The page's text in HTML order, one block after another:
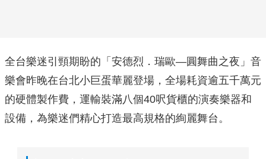
全台樂迷引頸期盼的「安德烈．瑞歐—圓舞曲之夜」音
樂會昨晚在台北小巨蛋華麗登場，全場耗資逾五千萬元
的硬體製作費，運輸裝滿八個40呎貨櫃的演奏樂器和
設備，為樂迷們精心打造最高規格的絢麗舞台。